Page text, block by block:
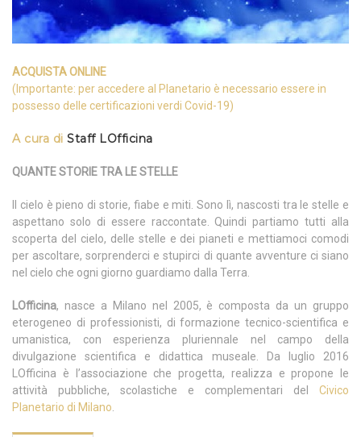
ACQUISTA ONLINE
(Importante: per accedere al Planetario è necessario essere in
possesso delle certificazioni verdi Covid-19)
A cura di Staff LOfficina
QUANTE STORIE TRA LE STELLE
Il cielo è pieno di storie, fiabe e miti. Sono lì, nascosti tra le stelle e
aspettano solo di essere raccontate. Quindi partiamo tutti alla
scoperta del cielo, delle stelle e dei pianeti e mettiamoci comodi
per ascoltare, sorprenderci e stupirci di quante avventure ci siano
nel cielo che ogni giorno guardiamo dalla Terra.
LOfficina, nasce a Milano nel 2005, è composta da un gruppo
eterogeneo di professionisti, di formazione tecnico-scientifica e
umanistica, con esperienza pluriennale nel campo della
divulgazione scientifica e didattica museale. Da luglio 2016
LOfficina è l’associazione che progetta, realizza e propone le
attività pubbliche, scolastiche e complementari del Civico
Planetario di Milano.